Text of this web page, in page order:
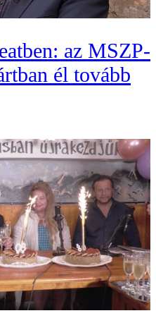
az MSZP-
él tovább